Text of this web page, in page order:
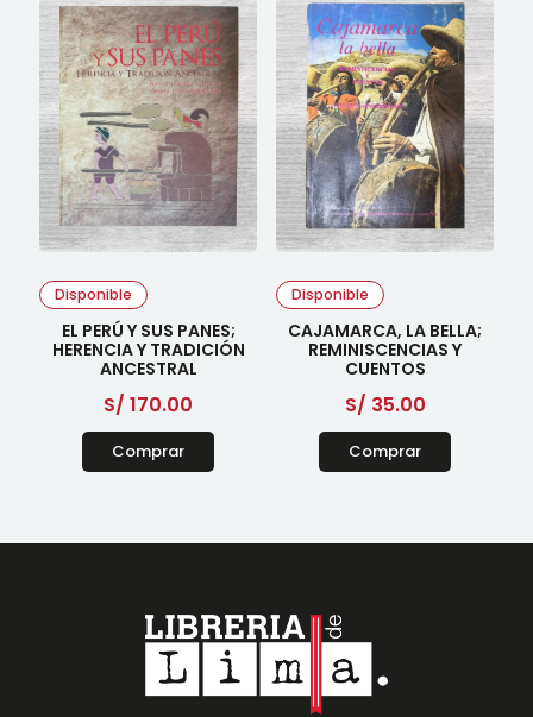
Disponible
EL PERÚ Y SUS PANES;
HERENCIA Y TRADICIÓN
ANCESTRAL
S/ 170.00
Comprar
Disponible
CAJAMARCA, LA BELLA;
REMINISCENCIAS Y
CUENTOS
S/ 35.00
Comprar